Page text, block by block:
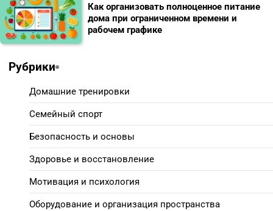
Как организовать полноценное питание
дома при ограниченном времени и
рабочем графике
Рубрики
Домашние тренировки
Семейный спорт
Безопасность и основы
Здоровье и восстановление
Мотивация и психология
Оборудование и организация пространства